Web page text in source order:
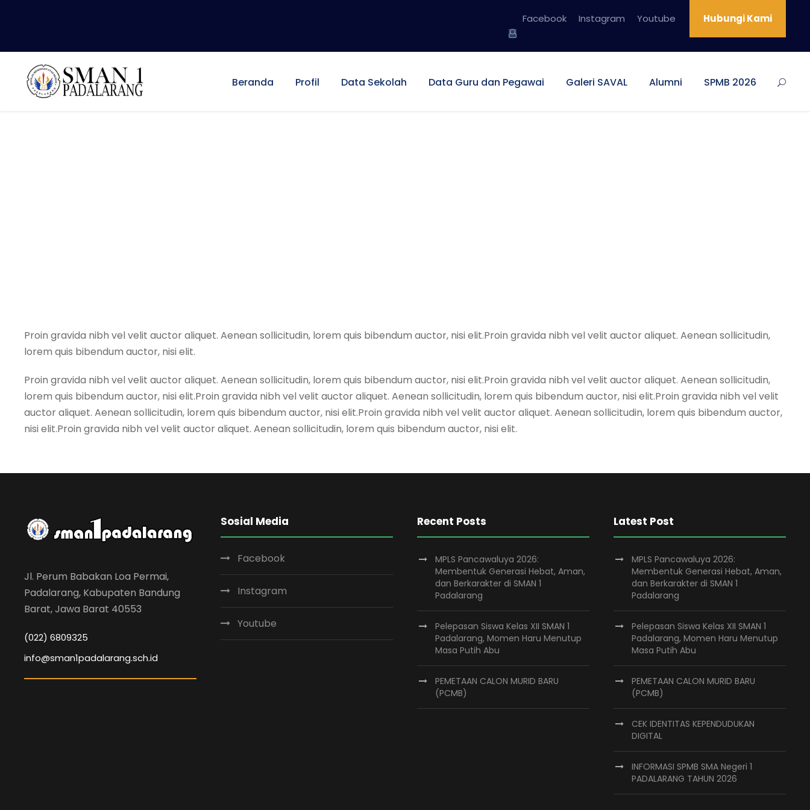
Facebook Instagram Youtube Hubungi Kami
Beranda Profil Data Sekolah Data Guru dan Pegawai Galeri SAVAL Alumni SPMB 2026
Proin gravida nibh vel velit auctor aliquet. Aenean sollicitudin, lorem quis bibendum auctor, nisi elit.Proin gravida nibh vel velit auctor aliquet. Aenean sollicitudin,
lorem quis bibendum auctor, nisi elit.
Proin gravida nibh vel velit auctor aliquet. Aenean sollicitudin, lorem quis bibendum auctor, nisi elit.Proin gravida nibh vel velit auctor aliquet. Aenean sollicitudin,
lorem quis bibendum auctor, nisi elit.Proin gravida nibh vel velit auctor aliquet. Aenean sollicitudin, lorem quis bibendum auctor, nisi elit.Proin gravida nibh vel velit
auctor aliquet. Aenean sollicitudin, lorem quis bibendum auctor, nisi elit.Proin gravida nibh vel velit auctor aliquet. Aenean sollicitudin, lorem quis bibendum auctor,
nisi elit.Proin gravida nibh vel velit auctor aliquet. Aenean sollicitudin, lorem quis bibendum auctor, nisi elit.
Jl. Perum Babakan Loa Permai,
Padalarang, Kabupaten Bandung
Barat, Jawa Barat 40553
(022) 6809325
info@sman1padalarang.sch.id
Sosial Media
Facebook
Instagram
Youtube
Recent Posts
MPLS Pancawaluya 2026:
Membentuk Generasi Hebat, Aman,
dan Berkarakter di SMAN 1
Padalarang
Pelepasan Siswa Kelas XII SMAN 1
Padalarang, Momen Haru Menutup
Masa Putih Abu
PEMETAAN CALON MURID BARU
(PCMB)
Latest Post
MPLS Pancawaluya 2026:
Membentuk Generasi Hebat, Aman,
dan Berkarakter di SMAN 1
Padalarang
Pelepasan Siswa Kelas XII SMAN 1
Padalarang, Momen Haru Menutup
Masa Putih Abu
PEMETAAN CALON MURID BARU
(PCMB)
CEK IDENTITAS KEPENDUDUKAN
DIGITAL
INFORMASI SPMB SMA Negeri 1
PADALARANG TAHUN 2026